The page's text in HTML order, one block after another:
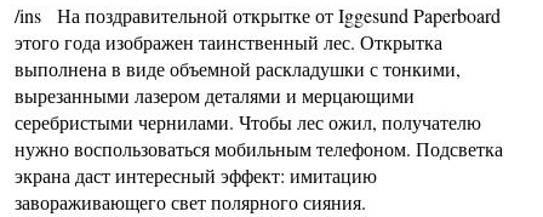
/ins На поздравительной открытке от Iggesund Paperboard
этого года изображен таинственный лес. Открытка
выполнена в виде объемной раскладушки с тонкими,
вырезанными лазером деталями и мерцающими
серебристыми чернилами. Чтобы лес ожил, получателю
нужно воспользоваться мобильным телефоном. Подсветка
экрана даст интересный эффект: имитацию
завораживающего свет полярного сияния.